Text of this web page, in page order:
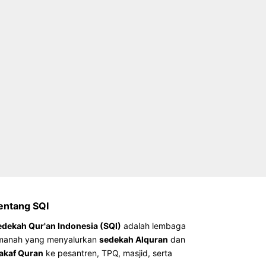
SQI
Qur'an Indonesia (SQI) adalah lembaga
yang menyalurkan sedekah Alquran dan
Quran ke pesantren, TPQ, masjid, serta